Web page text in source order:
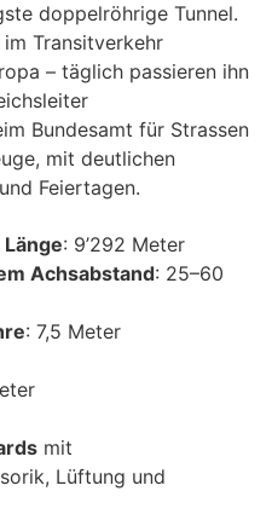
doppelröhrige Tunnel.
Transitverkehr
– täglich passieren ihn
Bundesamt für Strassen
mit deutlichen
Feiertagen.
: 9’292 Meter
Achsabstand: 25–60
: 7,5 Meter
mit
Lüftung und